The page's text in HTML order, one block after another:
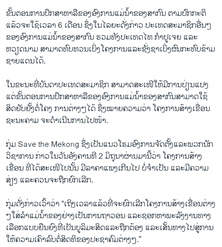
ຂັ້ນຕອນການປຶກສາຫາລືຂອງອົງການແມ່ນ້ຳຂອງສາກົນ ຕາມປົກກະຕິ
ແລ້ວຈະໃຊ້ເວລາ 6 ເດືອນ ຊຶ່ງໃນໄລຍະດັ່ງກ່າວ ປະເທດສະມາຊິກອື່ນໆ
ຂອງອົງການແມ່ນໍ້າຂອງສາກົນ ຮວມທັງປະເທດໄທ ກຳປູເຈຍ ແລະ
ຫວຽດນາມ ສາມາດທົບທວນເບິ່ງໂຄງການແລະຊັ່ງຊາເບິ່ງຜົນກະທົບຂ້າມ
ຊາຍແດນໄດ້.
ໃນຂະນະທີ່ບັນດາປະເທດສະມາຊິກ ສາມາດສະເໜີໃຫ້ມີການປ່ຽນແປງ
ແຕ່ຂັ້ນຕອນການປຶກສາຫາລືຂອງອົງການແມ່ນ້ຳຂອງສາກົນສາມາດໃຊ້
ສິດຢັບຢັ້ງຕໍ່ໂຄງ ການຕ່າງໆໄດ້ ຊຶ່ງໝາຍຄວາມວ່າ ໂຄງການສ້າງເຂື່ອນ
ຊະນະຄາມ ຈະດຳເນີນການໄປໜ້າ.
ກຸ່ມ Save the Mekong ຊຶ່ງເປັນແນວໂຮມອົງການຈັດຕັ້ງແລະພວກນັກ
ວິຊາການ ກ່າວໃນວັນອັງຄານທີ 2 ມິຖຸນາຜ່ານມານີ້ວ່າ ໂຄງການສ້າງ
ເຂື່ອນ ທີ່ໄດ້ສະເໜີໄປນັ້ນ ມີລາຄາແພງເກີນໄປ ບໍ່ຈຳເປັນ ແລະມີຄວາມ
ສ່ຽງ ແລະຄວນຈະຖືກຍົກເລີກ.
ກຸ່ມດັ່ງກ່າວເວົ້າວ່າ “ເຖິງເວລາແລ້ວທີ່ຈະຍົກເລີກໂຄງການສ້າງເຂື່ອນຕ່າງ
ໆໃສ່ລຳແມ່ນ້ຳຂອງຢ່າງເປັນການຖາວອນ ແລະຊອກຫາພະລັງງານທາງ
ເລືອກແບບຍືນຍົງທີ່ເປັນບູລິມະສິດແລະຖືກຕ້ອງ ແລະເສັ້ນທາງໄປສູ່ການ
ໃຫ້ຄວາມເຄົາລົບຕໍ່ສິດທິຂອງປະຊາຄົມຕ່າງໆ.”